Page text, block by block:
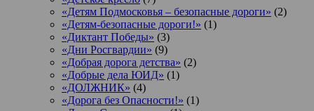
«Детям Подмосковья – безопасные дороги» (2)
«Детям-безопасные дороги!» (1)
«Диктант Победы» (3)
«Дни Росгвардии» (9)
«Добрая дорога детства» (2)
«Добрые дела ЮИД» (1)
«ДОЛЖНИК» (4)
«Дорога без Опасности!» (1)